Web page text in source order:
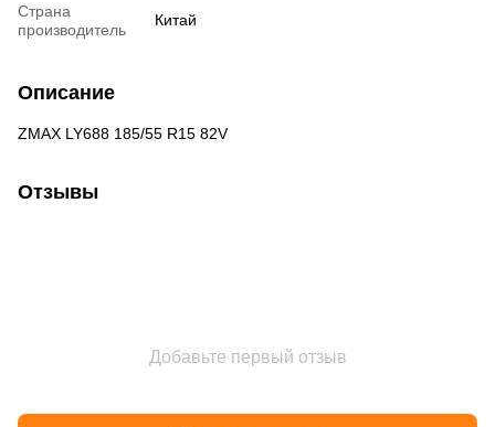
Страна
производитель
Китай
Описание
ZMAX LY688 185/55 R15 82V
Отзывы
Добавьте первый отзыв